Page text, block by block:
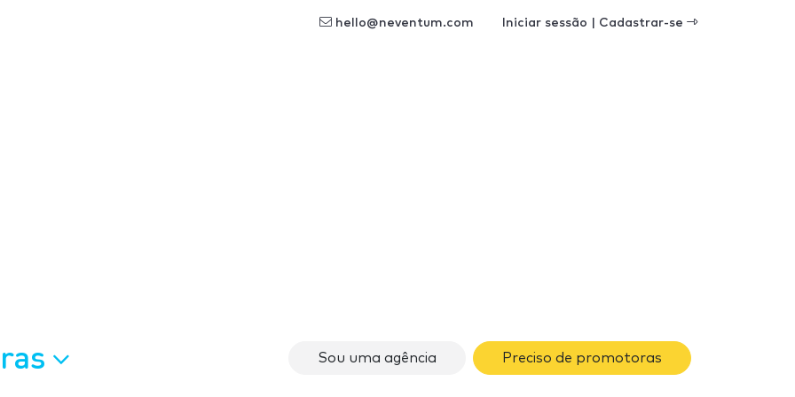
hello@neventum.com Iniciar sessão | Cadastrar-se
Sou uma agência Preciso de promotoras